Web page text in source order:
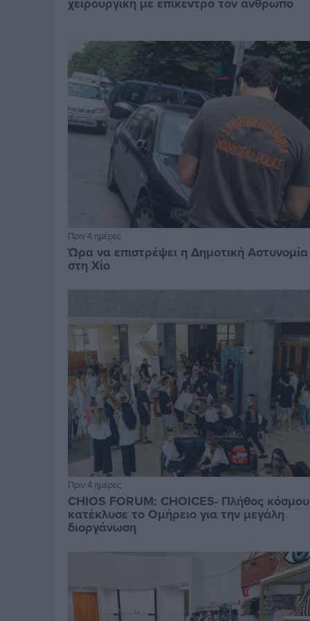
χειρουργική με επίκεντρο τον άνθρωπο
Πριν 4 ημέρες
Ώρα να επιστρέψει η Δημοτική Αστυνομία
στη Χίο
Πριν 4 ημέρες
CHIOS FORUM: CHOICES- Πλήθος κόσμου
κατέκλυσε το Ομήρειο για την μεγάλη
διοργάνωση